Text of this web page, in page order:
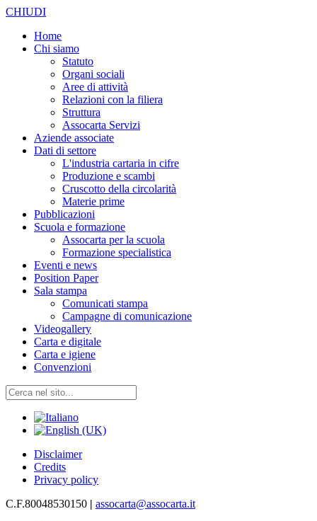
CHIUDI
Home
Chi siamo
Statuto
Organi sociali
Aree di attività
Relazioni con la filiera
Struttura
Assocarta Servizi
Aziende associate
Dati di settore
L'industria cartaria in cifre
Produzione e scambi
Cruscotto della circolarità
Materie prime
Pubblicazioni
Scuola e formazione
Assocarta per la scuola
Formazione specialistica
Eventi e news
Position Paper
Sala stampa
Comunicati stampa
Campagne di comunicazione
Videogallery
Carta e digitale
Carta e igiene
Convenzioni
Disclaimer
Credits
Privacy policy
C.F.80048530150 | assocarta@assocarta.it